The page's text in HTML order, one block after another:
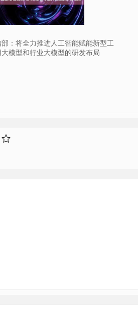
：将全力推进人工智能赋能新型工
模型和行业大模型的研发布局